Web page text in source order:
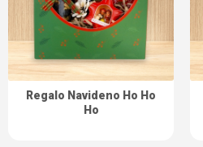
Regalo Navideno Ho Ho
Ho